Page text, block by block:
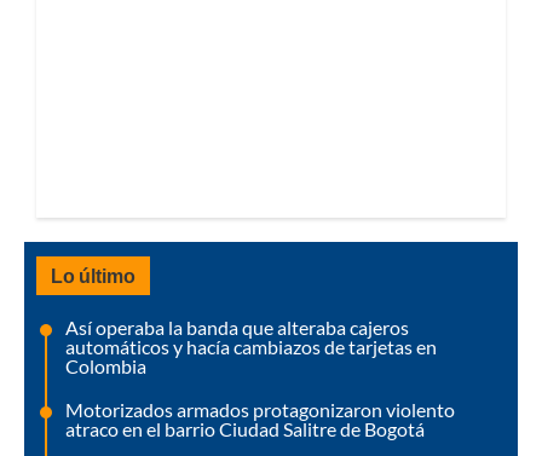
Lo último
Así operaba la banda que alteraba cajeros
automáticos y hacía cambiazos de tarjetas en
Colombia
Motorizados armados protagonizaron violento
atraco en el barrio Ciudad Salitre de Bogotá